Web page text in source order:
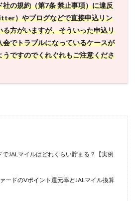
社の規約（第7条 禁止事項）に違反
）やブログなどで直接申込リン
る方がいますが、そういった申込リ
会でトラブルになっているケースが
うですのでくれぐれもご注意くださ
JALマイルはどれくらい貯まる？【実例
ードのVポイント還元率とJALマイル換算